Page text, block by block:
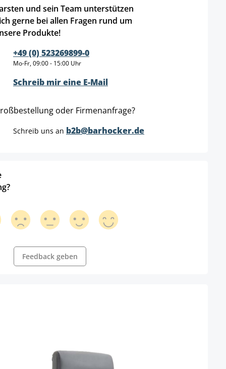
und sein Team unterstützen
gerne bei allen Fragen rund um
Produkte!
+49 (0) 523269899-0
Mo-Fr, 09:00 - 15:00 Uhr
Schreib mir eine E-Mail
oder Firmenanfrage?
Schreib uns an b2b@barhocker.de
Feedback geben